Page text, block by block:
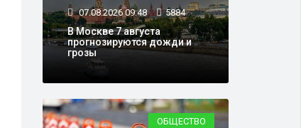
07.08.2026 09:48 5884
В Москве 7 августа
прогнозируются дожди и
грозы
ОБЩЕСТВО